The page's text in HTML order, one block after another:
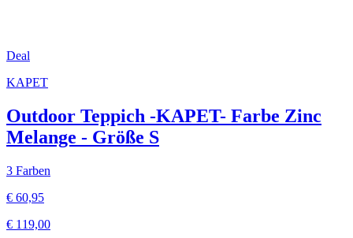
Deal
KAPET
Outdoor Teppich -KAPET- Farbe Zinc
Melange - Größe S
3 Farben
€ 60,95
€ 119,00